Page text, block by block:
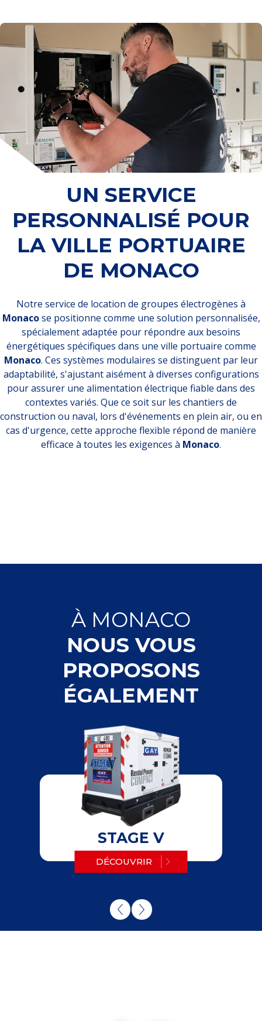
UN SERVICE
PERSONNALISÉ POUR
LA VILLE PORTUAIRE
DE MONACO
Notre service de location de groupes électrogènes à
Monacose positionne comme une solution personnalisée,
spécialement adaptée pour répondre aux besoins
énergétiques spécifiques dans une ville portuaire comme
Monaco. Ces systèmes modulaires se distinguent par leur
adaptabilité, s'ajustant aisément à diverses configurations
pour assurer une alimentation électrique fiable dans des
contextes variés. Que ce soit sur les chantiers de
construction ou naval, lors d'événements en plein air, ou en
cas d'urgence, cette approche flexible répond de manière
efficace à toutes les exigences à Monaco.
À MONACO
NOUS VOUS
PROPOSONS
ÉGALEMENT
STAGE V
DÉCOUVRIR